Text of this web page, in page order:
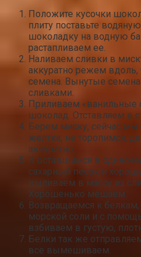
Положите кусочки
плиту поставьте
шоколадку на водную
растапливаем ее.
Наливаем сливки в
аккуратно режем
семена. Вынутые
сливками.
Приливаем «ванильные
шоколад. Отставляем в
Берем миску, сейчас мы
желтка, не торопимся,
аккуратно.
К оставшимся в
сахарный песок и
выливаем в массу из
Хорошенько мешаем.
Возвращаемся к
морской соли и с
взбиваем в густую,
Белки так же
все вымешиваем.